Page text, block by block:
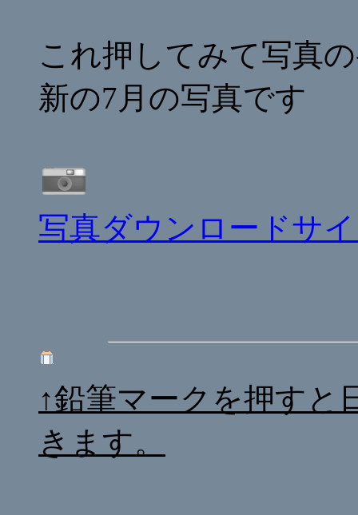
これ押してみて写真
新の7月の写真です
写真ダウンロードサ
↑鉛筆マークを押すと
きます。